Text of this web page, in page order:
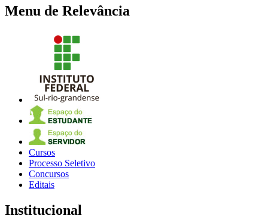
Menu de Relevância
Cursos
Processo Seletivo
Concursos
Editais
Institucional